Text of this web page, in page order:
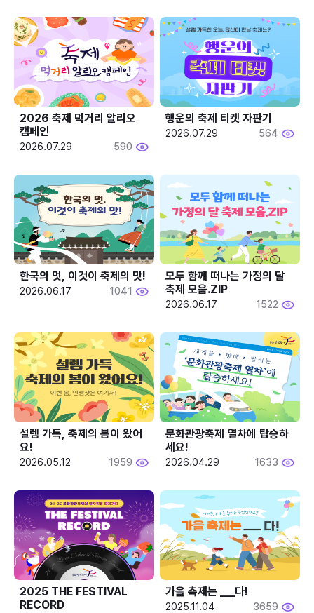
2026 축제 먹거리 알리오
캠페인
2026.07.29 590
행운의 축제 티켓 자판기
2026.07.29 564
한국의 멋, 이것이 축제의 맛!
2026.06.17 1041
모두 함께 떠나는 가정의 달
축제 모음.ZIP
2026.06.17 1522
설렘 가득, 축제의 봄이 왔어
요!
2026.05.12 1959
문화관광축제 열차에 탑승하
세요!
2026.04.29 1633
2025 THE FESTIVAL
RECORD
2025.11.04 3659